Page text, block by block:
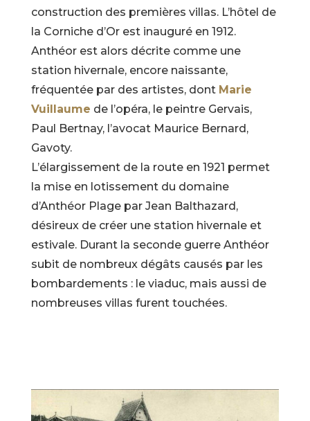
construction des premières villas. L’hôtel de
la Corniche d’Or est inauguré en 1912.
Anthéor est alors décrite comme une
station hivernale, encore naissante,
fréquentée par des artistes, dont Marie
Vuillaume de l’opéra, le peintre Gervais,
Paul Bertnay, l’avocat Maurice Bernard,
Gavoty.
L’élargissement de la route en 1921 permet
la mise en lotissement du domaine
d’Anthéor Plage par Jean Balthazard,
désireux de créer une station hivernale et
estivale. Durant la seconde guerre Anthéor
subit de nombreux dégâts causés par les
bombardements : le viaduc, mais aussi de
nombreuses villas furent touchées.